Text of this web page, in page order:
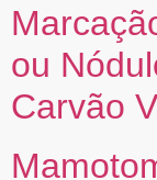
ou
Carvão